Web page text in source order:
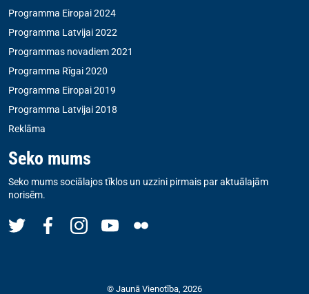
Programma Eiropai 2024
Programma Latvijai 2022
Programmas novadiem 2021
Programma Rīgai 2020
Programma Eiropai 2019
Programma Latvijai 2018
Reklāma
Seko mums
Seko mums sociālajos tīklos un uzzini pirmais par aktuālajām
norisēm.
© Jaunā Vienotība, 2026